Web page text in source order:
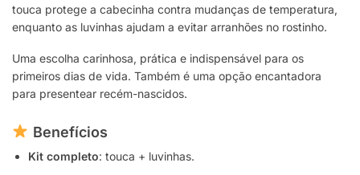
touca protege a cabecinha contra mudanças de temperatura,
enquanto as luvinhas ajudam a evitar arranhões no rostinho.
Uma escolha carinhosa, prática e indispensável para os
primeiros dias de vida. Também é uma opção encantadora
para presentear recém-nascidos.
Benefícios
Kit completo: touca + luvinhas.